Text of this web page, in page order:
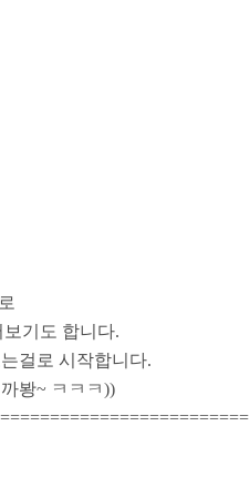
기도 합니다.
걸로 시작합니다.
봥~ ㅋㅋㅋ))